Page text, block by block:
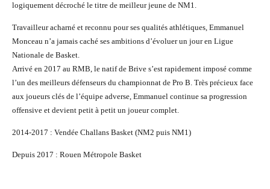
logiquement décroché le titre de meilleur jeune de NM1.
Travailleur acharné et reconnu pour ses qualités athlétiques, Emmanuel
Monceau n’a jamais caché ses ambitions d’évoluer un jour en Ligue
Nationale de Basket.
Arrivé en 2017 au RMB, le natif de Brive s’est rapidement imposé comme
l’un des meilleurs défenseurs du championnat de Pro B. Très précieux face
aux joueurs clés de l’équipe adverse, Emmanuel continue sa progression
offensive et devient petit à petit un joueur complet.
2014-2017 : Vendée Challans Basket (NM2 puis NM1)
Depuis 2017 : Rouen Métropole Basket